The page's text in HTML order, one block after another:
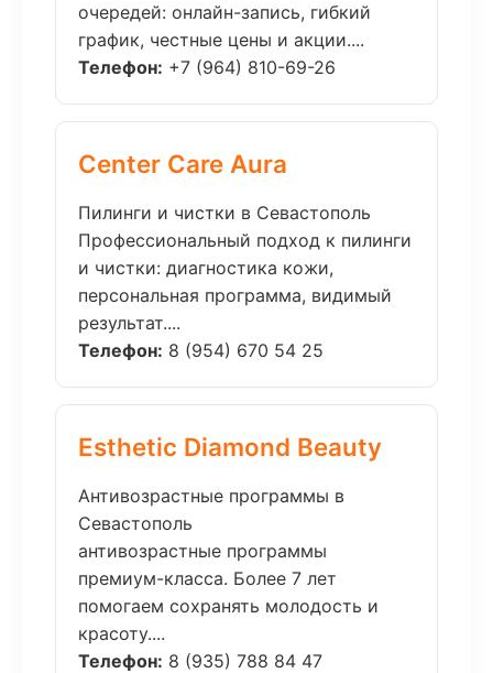
очередей: онлайн-запись, гибкий
график, честные цены и акции....
Телефон: +7 (964) 810-69-26
Center Care Aura
Пилинги и чистки в Севастополь
Профессиональный подход к пилинги
и чистки: диагностика кожи,
персональная программа, видимый
результат....
Телефон: 8 (954) 670 54 25
Esthetic Diamond Beauty
Антивозрастные программы в
Севастополь
антивозрастные программы
премиум-класса. Более 7 лет
помогаем сохранять молодость и
красоту....
Телефон: 8 (935) 788 84 47